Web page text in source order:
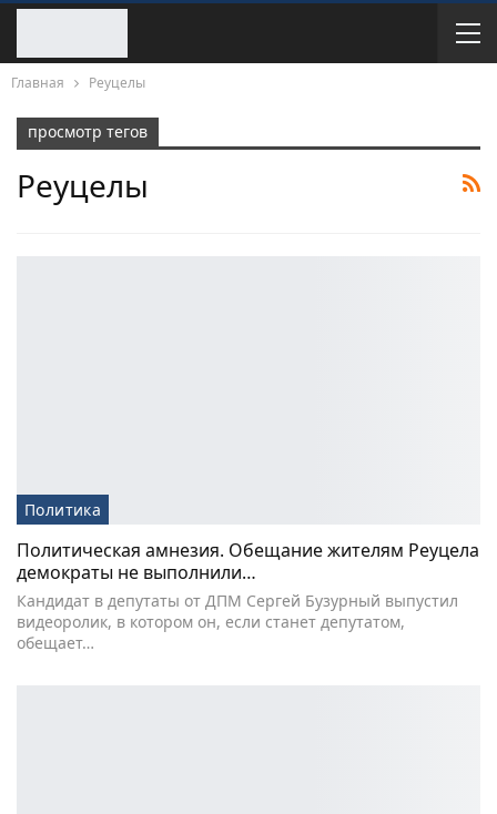
Главная Реуцелы
просмотр тегов
Реуцелы
Политика
Политическая амнезия. Обещание жителям Реуцела
демократы не выполнили…
Кандидат в депутаты от ДПМ Сергей Бузурный выпустил
видеоролик, в котором он, если станет депутатом,
обещает…